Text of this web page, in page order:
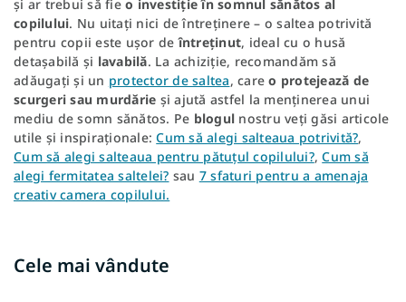
și ar trebui să fie o investiție în somnul sănătos al
copilului. Nu uitați nici de întreținere – o saltea potrivită
pentru copii este ușor deîntreținut, ideal cu o husă
detașabilă și lavabilă. La achiziție, recomandăm să
adăugați și un protector de saltea, careo protejează de
scurgeri sau murdărie și ajută astfel la menținerea unui
mediu de somn sănătos. Pe blogul nostru veți găsi articole
utile și inspiraționale:Cum să alegi salteaua potrivită?,
Cum să alegi salteaua pentru pătuțul copilului?,Cum să
alegi fermitatea saltelei? sau 7 sfaturi pentru a amenaja
creativ camera copilului.
Cele mai vândute